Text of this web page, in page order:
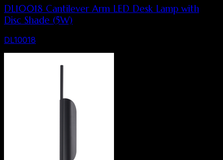
DL10018 Cantilever Arm LED Desk Lamp with
Disc Shade (5W)
DL10018